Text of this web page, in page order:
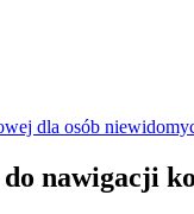
dla osób
nawigacji